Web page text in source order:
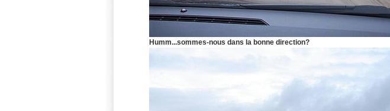
Humm...sommes-nous dans la bonne direction?